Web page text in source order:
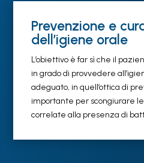
Prevenzione e
dell’igiene orale
L’obiettivo è far sì che il
in grado di provvedere
adeguato, in quell’ottica di
importante per scongiurare
correlate alla presenza di